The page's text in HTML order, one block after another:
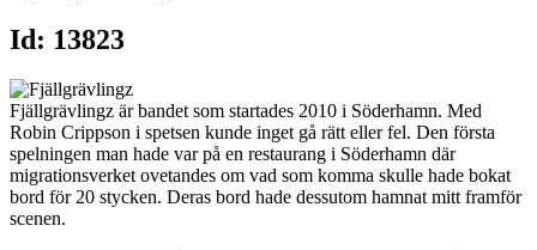
Id: 13823
Fjällgrävlingz är bandet som startades 2010 i Söderhamn. Med
Robin Crippson i spetsen kunde inget gå rätt eller fel. Den första
spelningen man hade var på en restaurang i Söderhamn där
migrationsverket ovetandes om vad som komma skulle hade bokat
bord för 20 stycken. Deras bord hade dessutom hamnat mitt framför
scenen.